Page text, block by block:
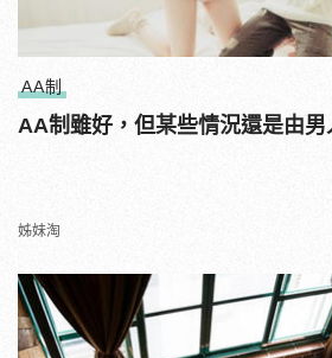
AA制
AA制雖好，但某些情況還是由男
姊妹淘